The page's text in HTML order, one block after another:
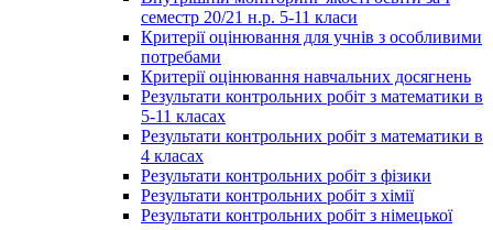
семестр 20/21 н.р. 5-11 класи
Критерії оцінювання для учнів з особливими
потребами
Критерії оцінювання навчальних досягнень
Результати контрольних робіт з математики в
5-11 класах
Результати контрольних робіт з математики в
4 класах
Результати контрольних робіт з фізики
Результати контрольних робіт з хімії
Результати контрольних робіт з німецької